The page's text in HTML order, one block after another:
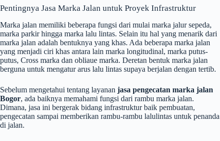
Pentingnya Jasa Marka Jalan untuk Proyek Infrastruktur
Marka jalan memiliki beberapa fungsi dari mulai marka jalur sepeda,
marka parkir hingga marka lalu lintas. Selain itu hal yang menarik dari
marka jalan adalah bentuknya yang khas. Ada beberapa marka jalan
yang menjadi ciri khas antara lain marka longitudinal, marka putus-
putus, Cross marka dan obliaue marka. Deretan bentuk marka jalan
berguna untuk mengatur arus lalu lintas supaya berjalan dengan tertib.
Sebelum mengetahui tentang layanan jasa pengecatan marka jalan
Bogor, ada baiknya memahami fungsi dari rambu marka jalan.
Dimana, jasa ini bergerak bidang infrastruktur baik pembuatan,
pengecatan sampai memberikan rambu-rambu lalulintas untuk penanda
di jalan.